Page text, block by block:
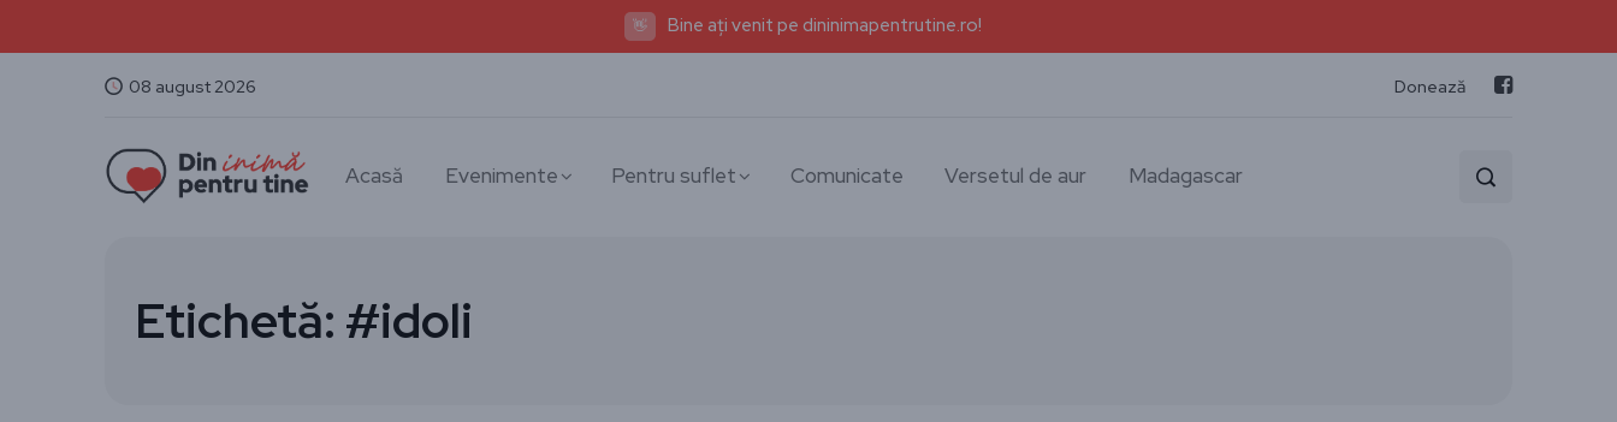
👋 Bine ați venit pe dininimapentrutine.ro!
08 august 2026 Donează
Acasă Evenimente Pentru suflet Comunicate Versetul de aur Madagascar
Etichetă: #idoli